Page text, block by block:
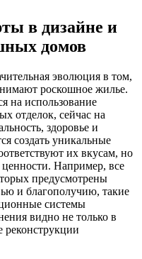
в дизайне и
домов
эволюция в том,
роскошное жилье.
на использование
отделок, сейчас на
здоровье и
создать уникальные
их вкусам, но
Например, все
предусмотрены
и благополучию, такие
системы
видно не только в
реконструкции